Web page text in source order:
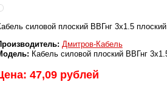
силовой плоский ВВГнг 3х1.5
Дмитров-Кабель
Кабель силовой плоский ВВГнг
47,09 рублей